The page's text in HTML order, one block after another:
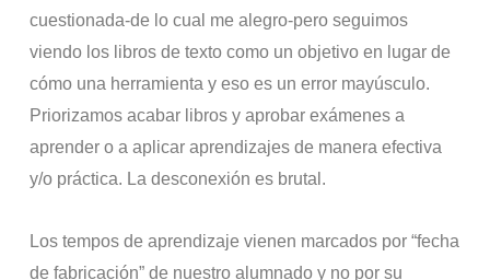
cuestionada-de lo cual me alegro-pero seguimos
viendo los libros de texto como un objetivo en lugar de
cómo una herramienta y eso es un error mayúsculo.
Priorizamos acabar libros y aprobar exámenes a
aprender o a aplicar aprendizajes de manera efectiva
y/o práctica. La desconexión es brutal.
Los tempos de aprendizaje vienen marcados por “fecha
de fabricación” de nuestro alumnado y no por su